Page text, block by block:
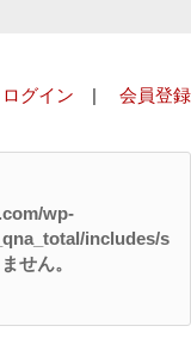
ログイン | 会員登録
wp-
includes/s
せん。